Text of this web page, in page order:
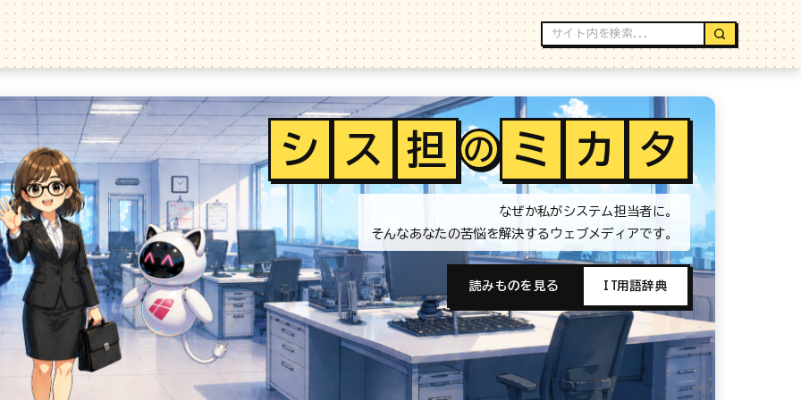
シ ス 担 の ミ カ タ
なぜか私がシステム担当者に。
そんなあなたの苦悩を解決するウェブメディアです。
読みものを見る IT用語辞典